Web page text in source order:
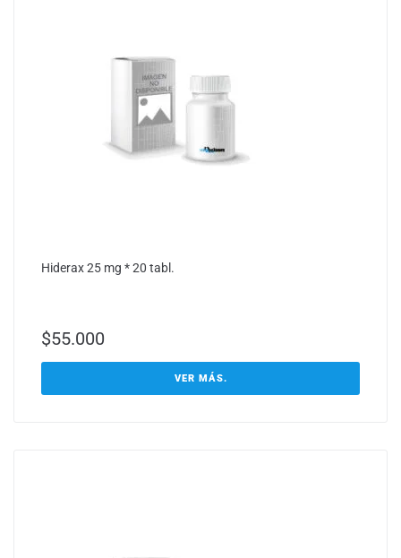
Hiderax 25 mg * 20 tabl.
$55.000
VER MÁS.